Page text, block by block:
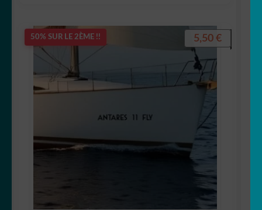
50% SUR LE 2ÈME !! 5,50 €